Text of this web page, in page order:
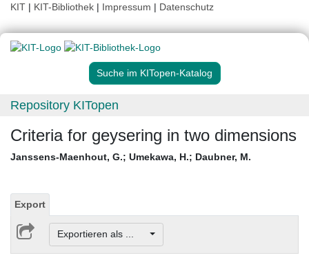
KIT | KIT-Bibliothek | Impressum | Datenschutz
Suche im KITopen-Katalog
Repository KITopen
Criteria for geysering in two dimensions
Janssens-Maenhout, G.; Umekawa, H.; Daubner, M.
Export
Exportieren als ...